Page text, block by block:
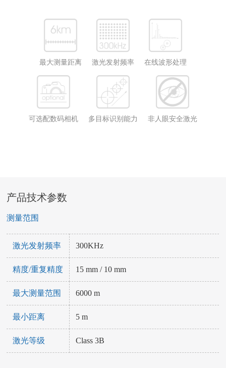
最大测量距离 激光发射频率 在线波形处理
可选配数码相机 多目标识别能力 非人眼安全激光
产品技术参数
测量范围
激光发射频率 300KHz
精度/重复精度 15 mm / 10 mm
最大测量范围 6000 m
最小距离 5 m
激光等级 Class 3B